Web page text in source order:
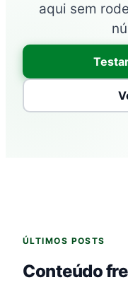
aqui sem
ÚLTIMOS POSTS
Conteúdo